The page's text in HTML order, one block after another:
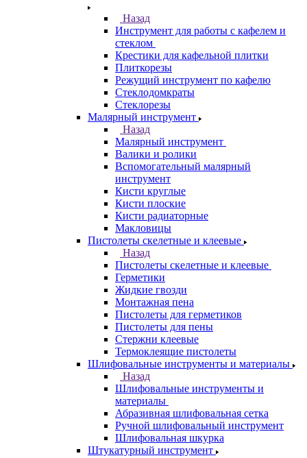
Назад
Инструмент для работы с кафелем и
стеклом
Крестики для кафельной плитки
Плиткорезы
Режущий инструмент по кафелю
Стеклодомкраты
Стеклорезы
Малярный инструмент
Назад
Малярный инструмент
Валики и ролики
Вспомогательный малярный
инструмент
Кисти круглые
Кисти плоские
Кисти радиаторные
Макловицы
Пистолеты скелетные и клеевые
Назад
Пистолеты скелетные и клеевые
Герметики
Жидкие гвозди
Монтажная пена
Пистолеты для герметиков
Пистолеты для пены
Стержни клеевые
Термоклеящие пистолеты
Шлифовальные инструменты и материалы
Назад
Шлифовальные инструменты и
материалы
Абразивная шлифовальная сетка
Ручной шлифовальный инструмент
Шлифовальная шкурка
Штукатурный инструмент